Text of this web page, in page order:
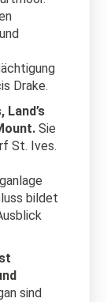
Drake.
Sie
St. Ives.
bildet
sind